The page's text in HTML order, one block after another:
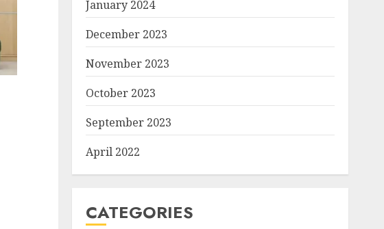
January 2024
December 2023
November 2023
October 2023
September 2023
April 2022
CATEGORIES